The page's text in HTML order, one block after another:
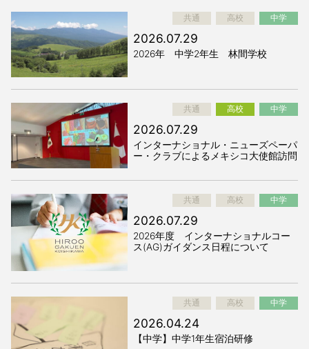
共通 高校 中学
2026.07.29
2026年 中学2年生 林間学校
共通 高校 中学
2026.07.29
インターナショナル・ニューズペーパ
ー・クラブによるメキシコ大使館訪問
共通 高校 中学
2026.07.29
2026年度 インターナショナルコー
ス(AG)ガイダンス日程について
共通 高校 中学
2026.04.24
【中学】中学1年生宿泊研修